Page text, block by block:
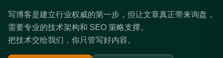
写博客是建立行业权威的第一步，但让文章真正带来询盘，
需要专业的技术架构和 SEO 策略支撑。
把技术交给我们，你只管写好内容。